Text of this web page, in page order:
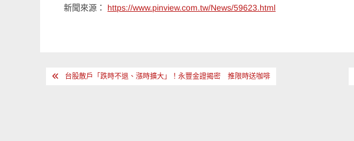
新聞來源： https://www.pinview.com.tw/News/59623.html
文 台股散戶「跌時不退、漲時擴大」！永豐金證揭密 推限時送咖啡